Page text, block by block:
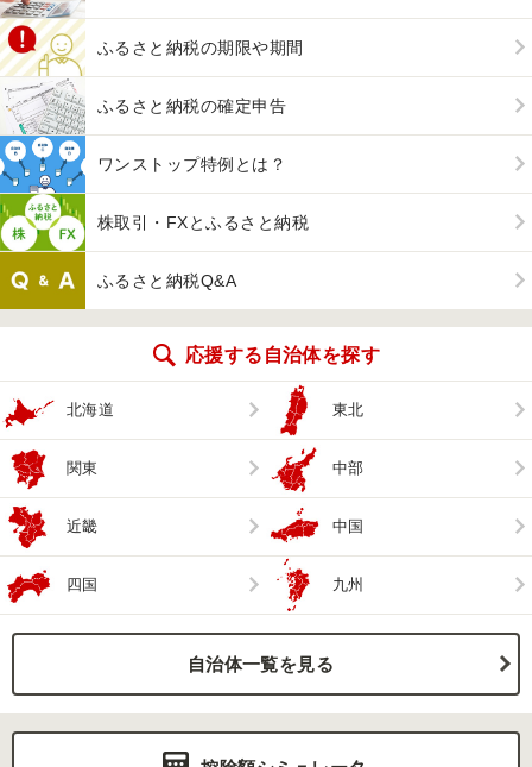
ふるさと納税の期限や期間
ふるさと納税の確定申告
ワンストップ特例とは？
株取引・FXとふるさと納税
ふるさと納税Q&A
応援する自治体を探す
北海道 東北
関東 中部
近畿 中国
四国 九州
自治体一覧を見る